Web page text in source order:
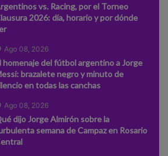
vs. Racing, por el Torneo
2026: día, horario y por dónde
Ago 08, 2026
homenaje del fútbol argentino a Jorge
brazalete negro y minuto de
en todas las canchas
Ago 08, 2026
dijo Jorge Almirón sobre la
semana de Campaz en Rosario